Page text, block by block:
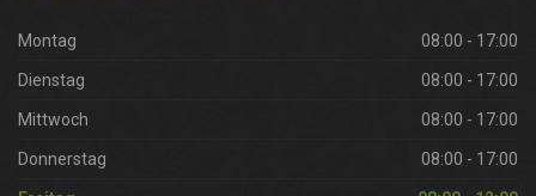
Montag 08:00 - 17:00
Dienstag 08:00 - 17:00
Mittwoch 08:00 - 17:00
Donnerstag 08:00 - 17:00